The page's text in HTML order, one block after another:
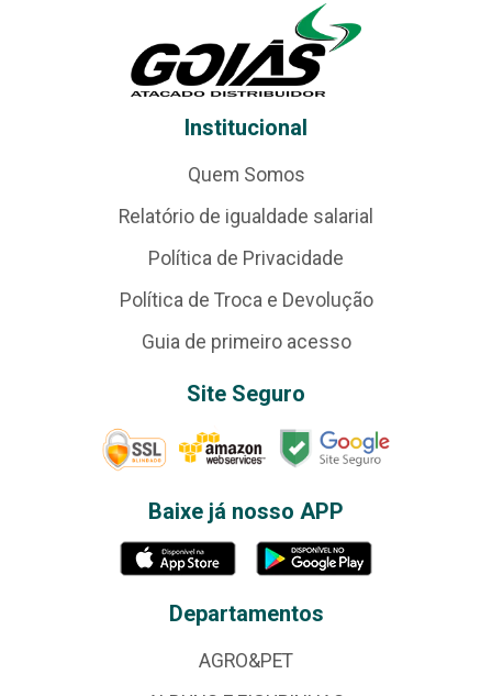
Institucional
Quem Somos
Relatório de igualdade salarial
Política de Privacidade
Política de Troca e Devolução
Guia de primeiro acesso
Site Seguro
Baixe já nosso APP
Departamentos
AGRO&PET